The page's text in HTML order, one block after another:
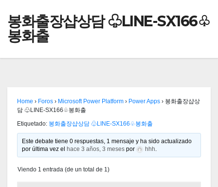
봉화출장샵상담 ♧LINE-SX166♧
봉화출
Home › Foros › Microsoft Power Platform › Power Apps › 봉화출장샵상
담 ♧LINE-SX166♧봉화출
Etiquetado: 봉화출장샵상담 ♧LINE-SX166♧봉화출
Este debate tiene 0 respuestas, 1 mensaje y ha sido actualizado
por última vez el
hace 3 años, 3 meses por hhh.
Viendo 1 entrada (de un total de 1)